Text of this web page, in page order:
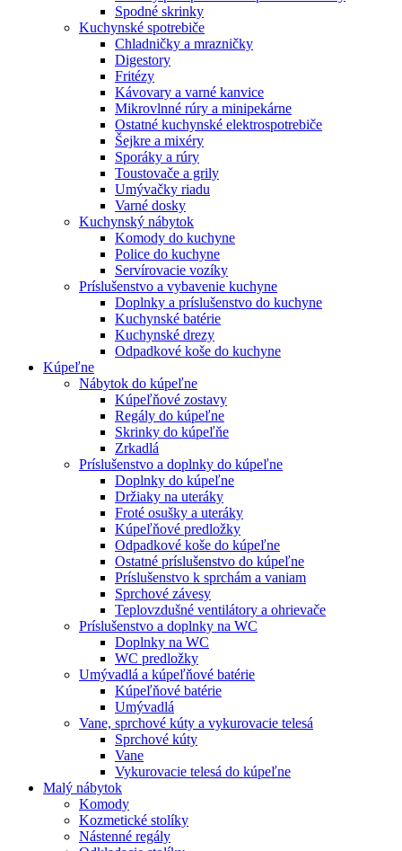
Spodné skrinky
Kuchynské spotrebiče
Chladničky a mrazničky
Digestory
Fritézy
Kávovary a varné kanvice
Mikrovlnné rúry a minipekárne
Ostatné kuchynské elektrospotrebiče
Šejkre a mixéry
Sporáky a rúry
Toustovače a grily
Umývačky riadu
Varné dosky
Kuchynský nábytok
Komody do kuchyne
Police do kuchyne
Servírovacie vozíky
Príslušenstvo a vybavenie kuchyne
Doplnky a príslušenstvo do kuchyne
Kuchynské batérie
Kuchynské drezy
Odpadkové koše do kuchyne
Kúpeľne
Nábytok do kúpeľne
Kúpeľňové zostavy
Regály do kúpeľne
Skrinky do kúpeľňe
Zrkadlá
Príslušenstvo a doplnky do kúpeľne
Doplnky do kúpeľne
Držiaky na uteráky
Froté osušky a uteráky
Kúpeľňové predložky
Odpadkové koše do kúpeľne
Ostatné príslušenstvo do kúpeľne
Príslušenstvo k sprchám a vaniam
Sprchové závesy
Teplovzdušné ventilátory a ohrievače
Príslušenstvo a doplnky na WC
Doplnky na WC
WC predložky
Umývadlá a kúpeľňové batérie
Kúpeľňové batérie
Umývadlá
Vane, sprchové kúty a vykurovacie telesá
Sprchové kúty
Vane
Vykurovacie telesá do kúpeľne
Malý nábytok
Komody
Kozmetické stolíky
Nástenné regály